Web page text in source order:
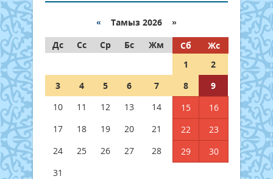
« Тамыз 2026 »
Дс
Сс Ср Бс Жм Сб
Жс
1
2
3
4 5 6 7 8
9
10
11 12 13 14 15
16
17
18 19 20 21 22
23
24
25 26 27 28 29
30
31